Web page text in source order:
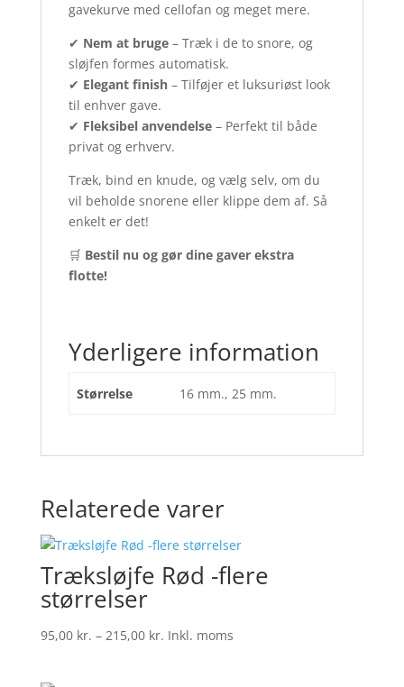
gavekurve med cellofan og meget mere.
✔ Nem at bruge– Træk i de to snore, og
sløjfen formes automatisk.
✔ Elegant finish– Tilføjer et luksuriøst look
til enhver gave.
✔ Fleksibel anvendelse– Perfekt til både
privat og erhverv.
Træk, bind en knude, og vælg selv, om du
vil beholde snorene eller klippe dem af. Så
enkelt er det!
🛒 Bestil nu og gør dine gaver ekstra
flotte!
Yderligere information
Størrelse 16 mm., 25 mm.
Relaterede varer
Træksløjfe Rød -flere
størrelser
95,00 kr. – 215,00 kr.Prisinterval:
Inkl. moms